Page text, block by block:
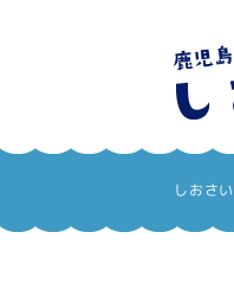
しお
しおさい